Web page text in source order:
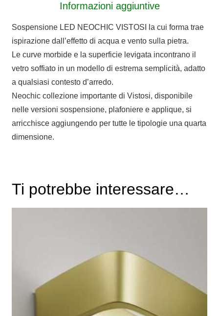
Informazioni aggiuntive
Sospensione LED NEOCHIC VISTOSI la cui forma trae
ispirazione dall’effetto di acqua e vento sulla pietra.
Le curve morbide e la superficie levigata incontrano il
vetro soffiato in un modello di estrema semplicità, adatto
a qualsiasi contesto d’arredo.
Neochic collezione importante di Vistosi, disponibile
nelle versioni sospensione, plafoniere e applique, si
arricchisce aggiungendo per tutte le tipologie una quarta
dimensione.
Ti potrebbe interessare…